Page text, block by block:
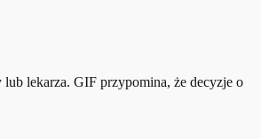
lekarza. GIF przypomina, że decyzje o